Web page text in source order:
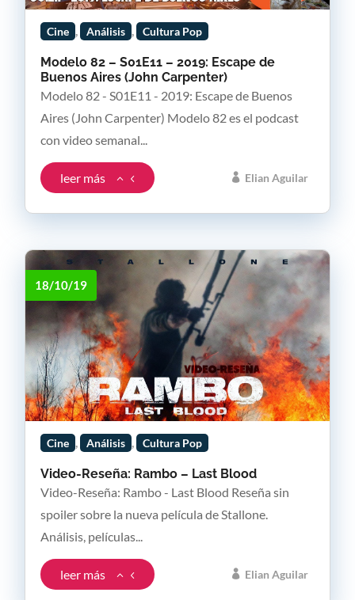
Modelo 82 – S01E11 – 2019: Escape de
Buenos Aires (John Carpenter)
Elian Aguilar
Cine Análisis Cultura Pop
Modelo 82 - S01E11 - 2019: Escape de Buenos
Aires (John Carpenter) Modelo 82 es el podcast
con video semanal...
leer más
Video-Reseña: Rambo – Last Blood
Elian Aguilar
18/10/19
Cine Análisis Cultura Pop
Video-Reseña: Rambo - Last Blood Reseña sin
spoiler sobre la nueva película de Stallone.
Análisis, películas...
leer más